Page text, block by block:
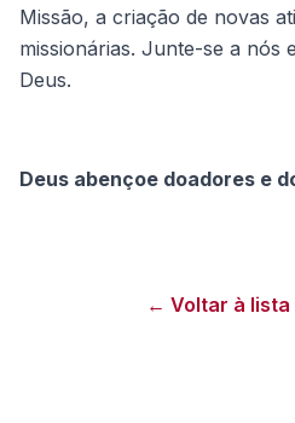
Missão, a criação de novas
missionárias. Junte-se a nós
Deus.
Deus abençoe doadores e
← Voltar à